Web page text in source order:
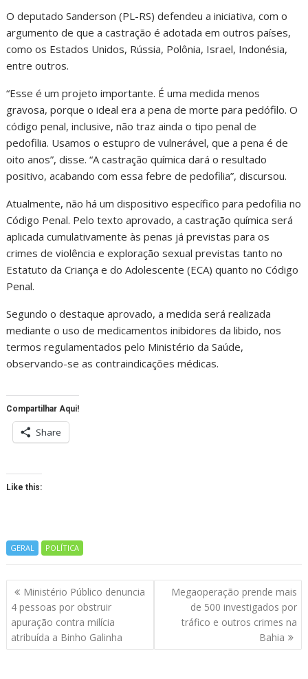
O deputado Sanderson (PL-RS) defendeu a iniciativa, com o
argumento de que a castração é adotada em outros países,
como os Estados Unidos, Rússia, Polônia, Israel, Indonésia,
entre outros.
“Esse é um projeto importante. É uma medida menos
gravosa, porque o ideal era a pena de morte para pedófilo. O
código penal, inclusive, não traz ainda o tipo penal de
pedofilia. Usamos o estupro de vulnerável, que a pena é de
oito anos”, disse. “A castração química dará o resultado
positivo, acabando com essa febre de pedofilia”, discursou.
Atualmente, não há um dispositivo específico para pedofilia no
Código Penal. Pelo texto aprovado, a castração química será
aplicada cumulativamente às penas já previstas para os
crimes de violência e exploração sexual previstas tanto no
Estatuto da Criança e do Adolescente (ECA) quanto no Código
Penal.
Segundo o destaque aprovado, a medida será realizada
mediante o uso de medicamentos inibidores da libido, nos
termos regulamentados pelo Ministério da Saúde,
observando-se as contraindicações médicas.
Compartilhar Aqui!
Share
Like this:
GERAL POLÍTICA
Navegação
de
artigos
Ministério Público denuncia
4 pessoas por obstruir
apuração contra milícia
atribuída a Binho Galinha
Megaoperação prende mais
de 500 investigados por
tráfico e outros crimes na
Bahia